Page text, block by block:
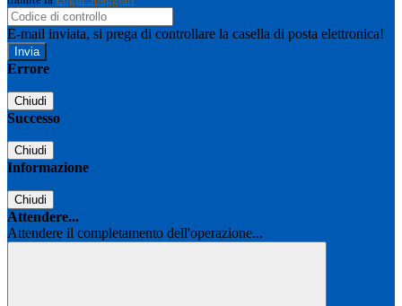
E-mail inviata, si prega di controllare la casella di posta elettronica!
Errore
Chiudi
Successo
Chiudi
Informazione
Chiudi
Attendere...
Attendere il completamento dell'operazione...